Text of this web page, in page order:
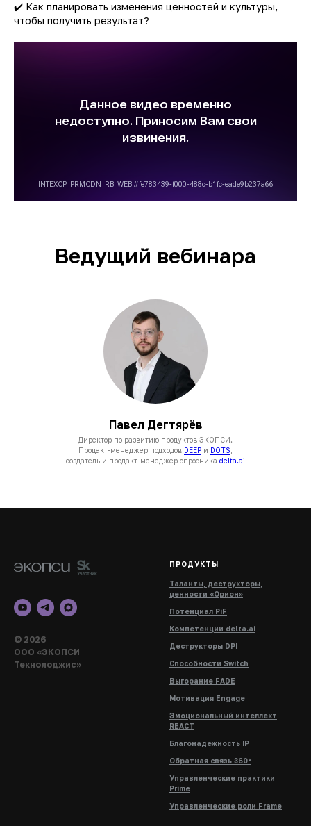
✔️ Как планировать изменения ценностей и культуры,
чтобы получить результат?
Ведущий вебинара
Павел Дегтярёв
Директор по развитию продуктов ЭКОПСИ.
Продакт-менеджер подходов DEEP и DOTS
создатель и продакт-менеджер опросника delta.ai
© 2026
ООО «ЭКОПСИ
Текнолоджис»
ПРОДУКТЫ
Таланты, деструкторы,
ценности «Орион»
Потенциал PiF
Компетенции delta.ai
Деструкторы DPI
Способности Switch
Выгорание FADE
Мотивация Engage
Эмоциональный интеллект
REACT
Благонадежность IP
Обратная связь 360°
Управленческие практики
Prime
Управленческие роли Frame